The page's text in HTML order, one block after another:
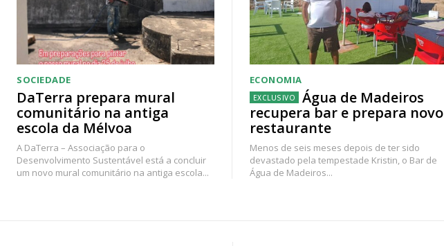
SOCIEDADE
DaTerra prepara mural
comunitário na antiga
escola da Mélvoa
A DaTerra – Associação para o
Desenvolvimento Sustentável está a concluir
um novo mural comunitário na antiga escola...
ECONOMIA
Água de Madeiros
recupera bar e prepara novo
restaurante
Menos de seis meses depois de ter sido
devastado pela tempestade Kristin, o Bar de
Água de Madeiros...